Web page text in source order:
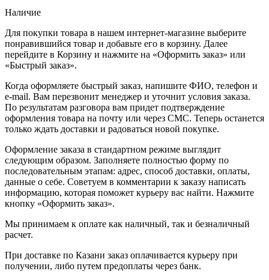
Наличие
Для покупки товара в нашем интернет-магазине выберите
понравившийся товар и добавьте его в корзину. Далее
перейдите в Корзину и нажмите на «Оформить заказ» или
«Быстрый заказ».
Когда оформляете быстрый заказ, напишите ФИО, телефон и
e-mail. Вам перезвонит менеджер и уточнит условия заказа.
По результатам разговора вам придет подтверждение
оформления товара на почту или через СМС. Теперь останется
только ждать доставки и радоваться новой покупке.
Оформление заказа в стандартном режиме выглядит
следующим образом. Заполняете полностью форму по
последовательным этапам: адрес, способ доставки, оплаты,
данные о себе. Советуем в комментарии к заказу написать
информацию, которая поможет курьеру вас найти. Нажмите
кнопку «Оформить заказ».
Мы принимаем к оплате как наличный, так и безналичный
расчет.
При доставке по Казани заказ оплачивается курьеру при
получении, либо путем предоплаты через банк.